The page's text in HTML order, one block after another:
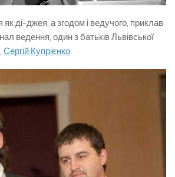
ді-джея, а згодом і ведучого, приклав
ведення, один з батьків Львівської
Сергій Купрієнко.